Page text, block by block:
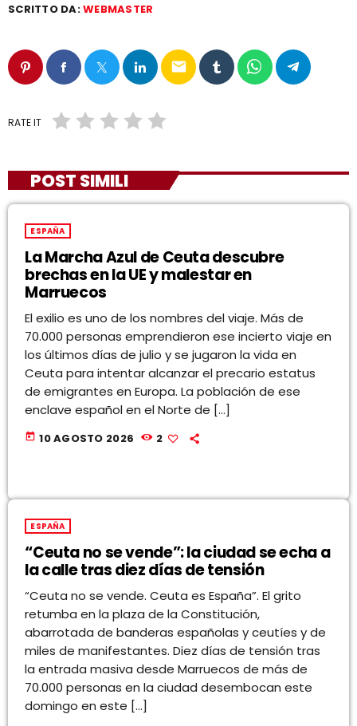
SCRITTO DA:WEBMASTER
email
RATE IT
POST SIMILI
ESPAÑA
La Marcha Azul de Ceuta descubre
brechas en la UE y malestar en
Marruecos
El exilio es uno de los nombres del viaje. Más de
70.000 personas emprendieron ese incierto viaje en
los últimos días de julio y se jugaron la vida en
Ceuta para intentar alcanzar el precario estatus
de emigrantes en Europa. La población de ese
enclave español en el Norte de […]
today 10 AGOSTO 2026 2
ESPAÑA
“Ceuta no se vende”: la ciudad se echa a
la calle tras diez días de tensión
“Ceuta no se vende. Ceuta es España”. El grito
retumba en la plaza de la Constitución,
abarrotada de banderas españolas y ceutíes y de
miles de manifestantes. Diez días de tensión tras
la entrada masiva desde Marruecos de más de
70.000 personas en la ciudad desembocan este
domingo en este […]